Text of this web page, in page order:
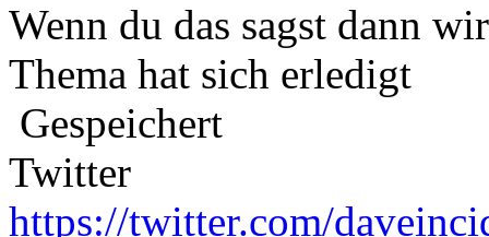
Wenn du das sagst dann
Thema hat sich erledigt
Gespeichert
Twitter
https://twitter.com/